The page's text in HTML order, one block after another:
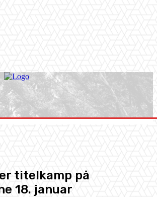
titelkamp på
18. januar